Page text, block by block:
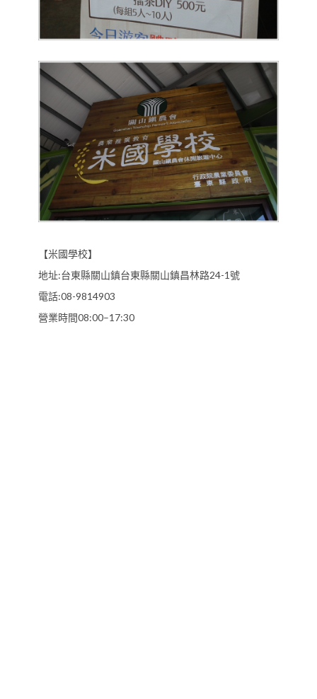
【米國學校】
地址:台東縣關山鎮台東縣關山鎮昌林路24-1號
電話:08-9814903
營業時間08:00–17:30